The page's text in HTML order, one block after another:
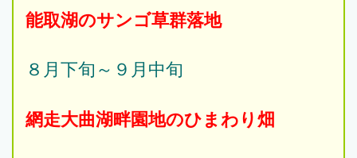
能取湖のサンゴ草群落地
８月下旬～９月中旬
網走大曲湖畔園地のひまわり畑